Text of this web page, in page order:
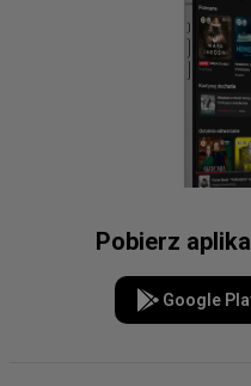
Pobierz
Google